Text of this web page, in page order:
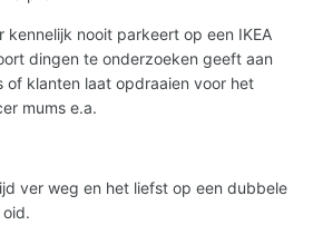
kennelijk nooit parkeert op een IKEA
dingen te onderzoeken geeft aan
klanten laat opdraaien voor het
mums e.a.
ver weg en het liefst op een dubbele